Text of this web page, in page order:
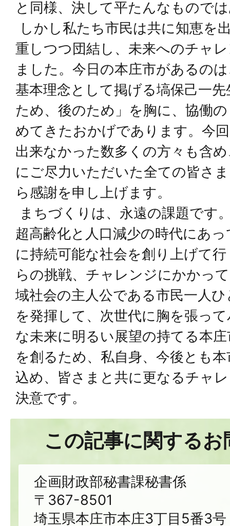
と同様、決して平たんなもので
しかし私たち市民は共に知恵を
重しつつ団結し、未来へのチャ
ました。今日の本庄市があるの
基本理念として掲げる塙保己一
ため、後のため」を胸に、協働
めてきたおかげであります。今
出来なかった数多くの方々も含
にご尽力いただいた全ての皆さ
ら感謝を申し上げます。
まちづくりは、永遠の課題です
超高齢化と人口減少の時代にあ
に持続可能な社会を創り上げて
らの挑戦、チャレンジにかかっ
域社会の主人公である市民一人
を発揮して、次世代に胸を張っ
な未来に明るい展望の持てる本
を創るため、私自身、今後とも
込め、皆さまと共に更なるチャ
決意です。
この記事に関する
企画財政部秘書課秘書係
〒367-8501
埼玉県本庄市本庄3丁目5番3号